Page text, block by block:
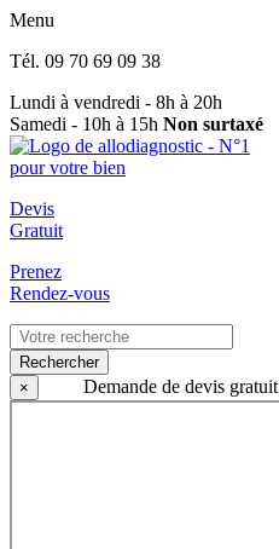
Menu
Tél. 09 70 69 09 38
Lundi à vendredi - 8h à 20h
Samedi - 10h à 15h Non surtaxé
Devis
Gratuit
Prenez
Rendez-vous
Rechercher
×
Demande de devis gratuit